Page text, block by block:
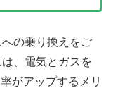
の乗り換えをご
、電気とガスを
がアップするメリ